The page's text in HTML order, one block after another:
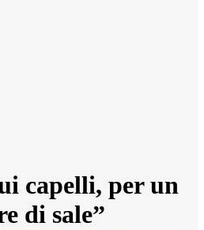
capelli, per un
di sale”